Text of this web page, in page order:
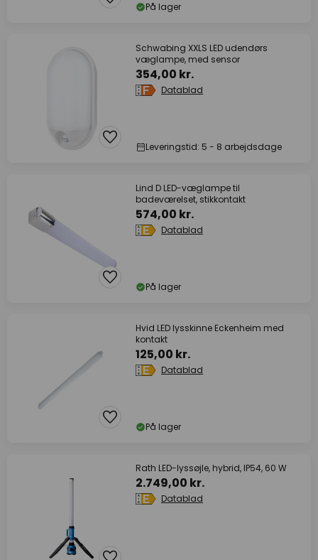
På lager
Schwabing XXLS LED udendørs
væglampe, med sensor
354,00 kr.
Datablad
Leveringstid: 5 - 8 arbejdsdage
Lind D LED-væglampe til
badeværelset, stikkontakt
574,00 kr.
Datablad
På lager
Hvid LED lysskinne Eckenheim med
kontakt
125,00 kr.
Datablad
På lager
Rath LED-lyssøjle, hybrid, IP54, 60 W
2.749,00 kr.
Datablad